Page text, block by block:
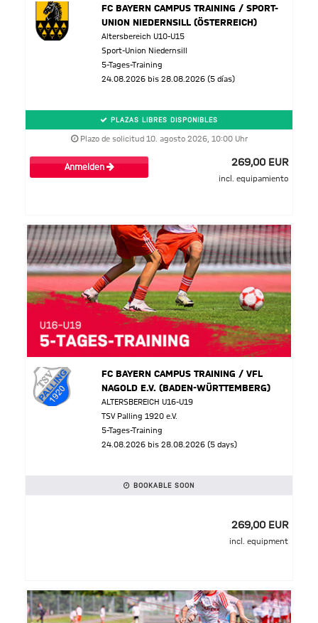
FC BAYERN CAMPUS TRAINING / SPORT-
UNION NIEDERNSILL (ÖSTERREICH)
Altersbereich U10-U15
Sport-Union Niedernsill
5-Tages-Training
24.08.2026 bis 28.08.2026 (5 días)
PLAZAS LIBRES DISPONIBLES
Plazo de solicitud 10. agosto 2026, 10:00 Uhr
Anmelden 269,00 EUR
incl. equipamiento
FC BAYERN CAMPUS TRAINING / VFL
NAGOLD E.V. (BADEN-WÜRTTEMBERG)
ALTERSBEREICH U16-U19
TSV Palling 1920 e.V.
5-Tages-Training
24.08.2026 bis 28.08.2026 (5 days)
BOOKABLE SOON
269,00 EUR
incl. equipment